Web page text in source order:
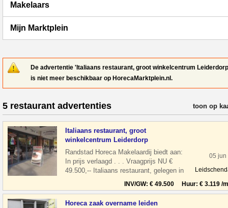
Makelaars
Mijn Marktplein
De advertentie 'Italiaans restaurant, groot winkelcentrum
is niet meer beschikbaar op HorecaMarktplein.nl.
5 restaurant advertenties verfijn
toon op
Italiaans restaurant, groot
winkelcentrum Leiderdorp
Randstad Horeca Makelaardij biedt aan:
In prijs verlaagd . . . Vraagprijs NU €
49.500,-- Italiaans restaurant, gelegen in
een groot winkelcentrum Wink
05 jun
INV/GW: € 49.500 Huur: € 3.119 /
Horeca zaak overname leiden